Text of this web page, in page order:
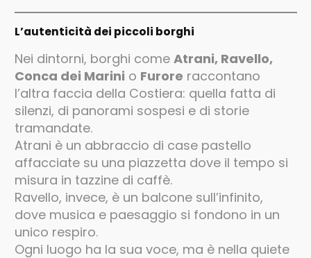
L’autenticità dei piccoli borghi
Nei dintorni, borghi come Atrani, Ravello,
Conca dei Marini o Furore raccontano
l’altra faccia della Costiera: quella fatta di
silenzi, di panorami sospesi e di storie
tramandate.
Atrani è un abbraccio di case pastello
affacciate su una piazzetta dove il tempo si
misura in tazzine di caffè.
Ravello, invece, è un balcone sull’infinito,
dove musica e paesaggio si fondono in un
unico respiro.
Ogni luogo ha la sua voce, ma è nella quiete